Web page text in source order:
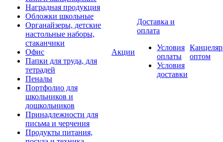
Наградная продукция
Обложки школьные
Органайзеры, детские
настольные наборы,
стаканчики
Офис
Папки для труда, для
тетрадей
Пеналы
Портфолио для
школьников и
дошкольников
Принадлежности для
письма и черчения
Продукты питания,
Акции
Доставка и
оплата
Условия
оплаты
Условия
доставки
оптом